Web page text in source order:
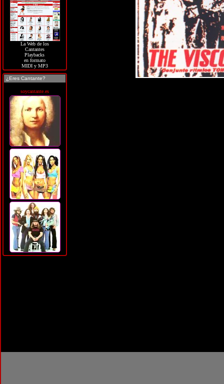
La Web de los
Cantantes
Playbacks
en formato
MIDI y MP3
¿Eres Cantante?
soycantante.es